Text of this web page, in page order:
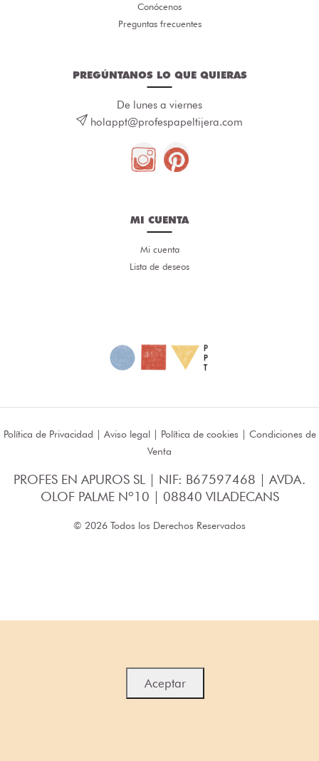
Conócenos
Preguntas frecuentes
PREGÚNTANOS LO QUE QUIERAS
De lunes a viernes
holappt@profespapeltijera.com
MI CUENTA
Mi cuenta
Lista de deseos
Política de Privacidad | Aviso legal| Política de cookies | Condiciones de
Venta
PROFES EN APUROS SL | NIF: B67597468 | AVDA.
OLOF PALME Nº10 | 08840 VILADECANS
© 2026 Todos los Derechos Reservados
Aceptar